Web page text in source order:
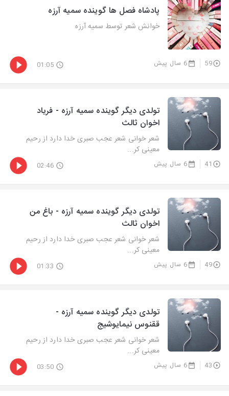
پادشاه فصل ها گوینده سمیه آرزه
خوانش شعر توسط سمیه آرزه
59 6 سال پیش 01:05
تولدی دیگر گوینده سمیه آرزه - فریاد
اخوان ثالث
شعر خوانی شعر عجب صبری خدا دارد از رحیم
معینی کر...
41 6 سال پیش 02:46
تولدی دیگر گوینده سمیه آرزه - باغ من
اخوان ثالث
شعر خوانی شعر عجب صبری خدا دارد از رحیم
معینی کر...
49 6 سال پیش 01:33
تولدی دیگر گوینده سمیه آرزه -
ققنوس نیمایوشیج
شعر خوانی شعر عجب صبری خدا دارد از رحیم
معینی کر...
43 6 سال پیش 03:50